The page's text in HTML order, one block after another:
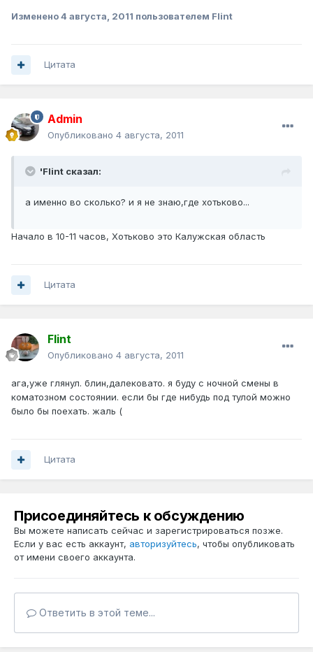
Изменено4 августа, 2011 пользователем Flint
Цитата
Admin
Опубликовано 4 августа, 2011
'Flint сказал:
а именно во сколько? и я не знаю,где хотьково...
Начало в 10-11 часов, Хотьково это Калужская область
Цитата
Flint
Опубликовано 4 августа, 2011
ага,уже глянул. блин,далековато. я буду с ночной смены в
коматозном состоянии. если бы где нибудь под тулой можно
было бы поехать. жаль (
Цитата
Присоединяйтесь к обсуждению
Вы можете написать сейчас и зарегистрироваться позже.
Если у вас есть аккаунт, авторизуйтесь, чтобы опубликовать
от имени своего аккаунта.
Ответить в этой теме...